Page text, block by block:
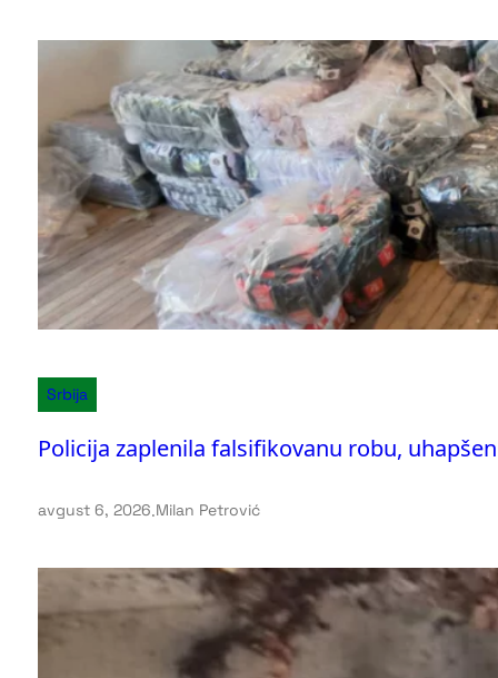
Srbija
Policija zaplenila falsifikovanu robu,
avgust 6, 2026.Milan Petrović